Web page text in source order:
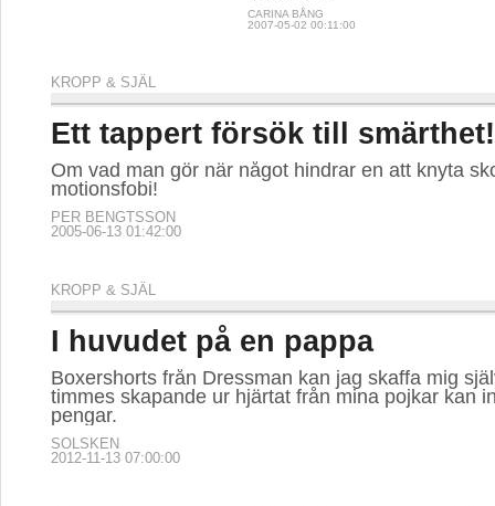
CARINA BÅNG
2007-05-02 00:11:00
KROPP & SJÄL
Ett tappert försök till smärthet!
Om vad man gör när något hindrar en att knyta
motionsfobi!
PER BENGTSSON
2005-06-13 01:42:00
KROPP & SJÄL
I huvudet på en pappa
Boxershorts från Dressman kan jag skaffa mig
timmes skapande ur hjärtat från mina pojkar kan
pengar.
SOLSKEN
2012-11-13 07:00:00